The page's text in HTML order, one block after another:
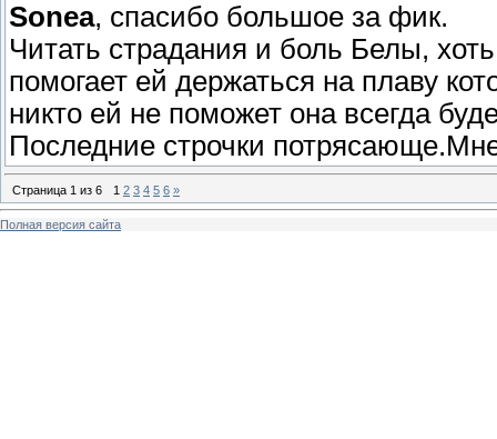
Sonea, спасибо большое за фик.
Читать страдания и боль Белы,
помогает ей держаться на плаву
никто ей не поможет она всегда
Последние строчки
Страница 1 из 6 1 2 3 4 5 6 »
Полная версия сайта